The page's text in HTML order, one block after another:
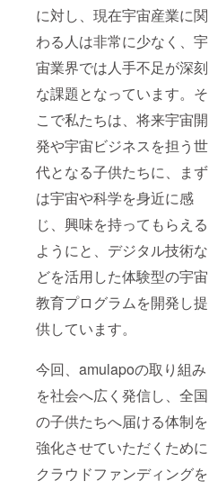
に対し、現在宇宙産業に関
わる人は非常に少なく、宇
宙業界では人手不足が深刻
な課題となっています。そ
こで私たちは、将来宇宙開
発や宇宙ビジネスを担う世
代となる子供たちに、まず
は宇宙や科学を身近に感
じ、興味を持ってもらえる
ようにと、デジタル技術な
どを活用した体験型の宇宙
教育プログラムを開発し提
供しています。
今回、amulapoの取り組み
を社会へ広く発信し、全国
の子供たちへ届ける体制を
強化させていただくために
クラウドファンディングを